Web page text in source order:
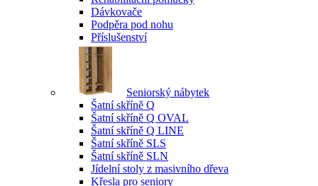
Dávkovače
Podpěra pod nohu
Příslušenství
Seniorský nábytek
Šatní skříně Q
Šatní skříně Q OVAL
Šatní skříně Q LINE
Šatní skříně SLS
Šatní skříně SLN
Jídelní stoly z masivního dřeva
Křesla pro seniory